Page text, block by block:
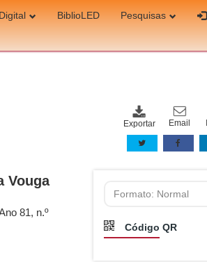
BiblioLED Pesquisas
Email
Exportar
Vouga
81, n.º
Código QR